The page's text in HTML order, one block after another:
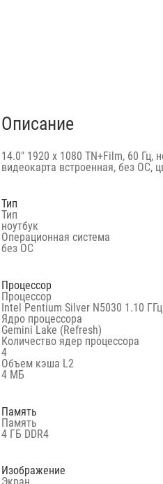
Описание
14.0″ 1920 x 1080 TN+Film, 60 Гц,
видеокарта встроенная, без ОС,
Тип
Тип
ноутбук
Операционная система
без ОС
Процессор
Процессор
Intel Pentium Silver N5030 1.10 ГГц
Ядро процессора
Gemini Lake (Refresh)
Количество ядер процессора
4
Объем кэша L2
4 МБ
Память
Память
4 ГБ DDR4
Изображение